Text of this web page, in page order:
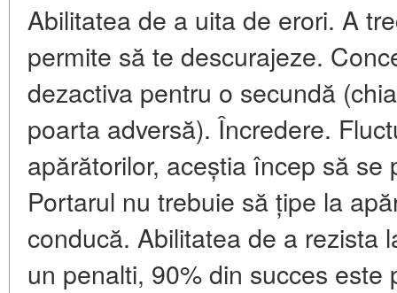
Abilitatea de a uita de erori. A
permite să te descurajeze.
dezactiva pentru o secundă
poarta adversă). Încredere.
apărătorilor, aceștia încep să se
Portarul nu trebuie să țipe la
conducă. Abilitatea de a rezista
un penalti, 90% din succes este